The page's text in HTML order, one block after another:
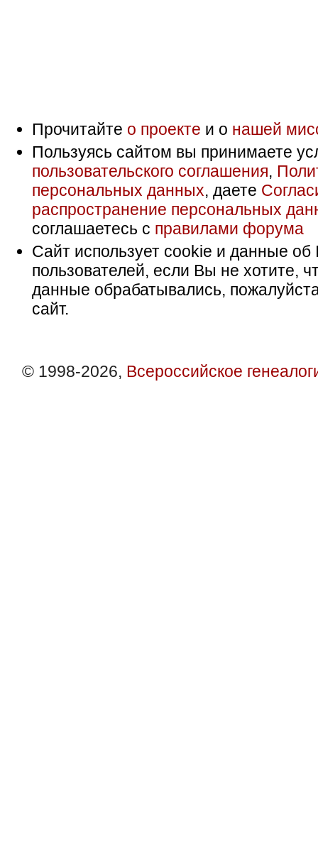
Прочитайте о проекте и о нашей
Пользуясь сайтом вы принимаете
пользовательского соглашения,
персональных данных, даете
распространение персональных
соглашаетесь с правилами форума
Сайт использует cookie и данные об
пользователей, если Вы не хотите,
данные обрабатывались,
сайт.
© 1998-2026, Всероссийское